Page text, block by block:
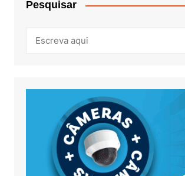
Pesquisar